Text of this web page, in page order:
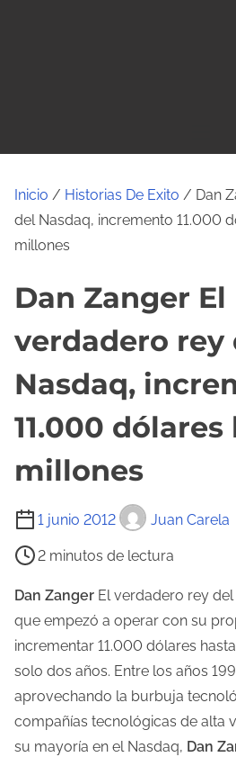
Inicio / Historias De Exito / Dan
del Nasdaq, incremento 11.000
millones
Dan Zanger El
verdadero rey
Nasdaq,
11.000
millones
1 junio 2012 Juan Carela
T
e
m
p
o
d
e
l
e
2 minutos de lectura
Dan Zanger El verdadero rey del
que empezó a operar con su
incrementar 11.000 dólares
solo dos años. Entre los años
aprovechando la burbuja
compañías tecnológicas de alta
su mayoría en el Nasdaq, Dan